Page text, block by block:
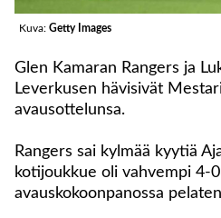
Kuva: Getty Images
Glen Kamaran Rangers ja
Leverkusen hävisivät
avausottelunsa.
Rangers sai kylmää kyytiä
kotijoukkue oli vahvempi 4-
avauskokoonpanossa